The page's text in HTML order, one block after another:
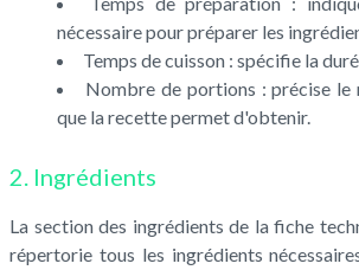
nécessaire pour préparer les
Temps de cuisson : spécifie la
Nombre de portions : précise le
que la recette permet d'obtenir.
2. Ingrédients
La section des ingrédients de la fiche
répertorie tous les ingrédients